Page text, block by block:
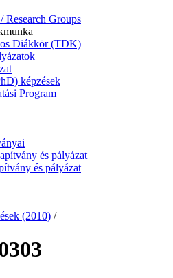
Research Groups
Diákkör (TDK)
képzések
Program
és pályázat
és pályázat
(2010) /